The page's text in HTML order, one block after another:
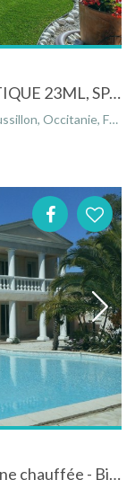
VILLA 10PERS TOBOGGAN AQUATIQUE 23ML, SPA, SAUNA, CINEMA PRIVE 10 PERS
Occitanie, France
Var" Villa Morgane" climatisée - piscine chauffée - Billard - PingPong- WiFI - en 2 logements (140m2+50m2) - Animal accepté